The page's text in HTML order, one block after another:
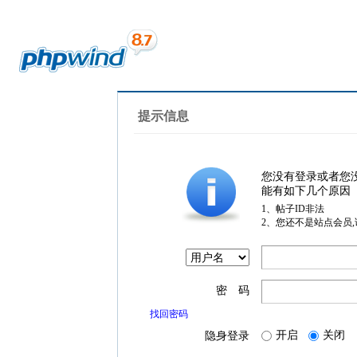
提示信息
您没有登录或者您
能有如下几个原因
1、帖子ID非法
2、您还不是站点会员
密 码
找回密码
隐身登录 开启 关闭